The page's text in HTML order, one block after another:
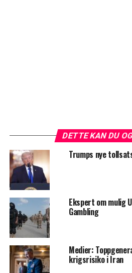
DETTE KAN DU
Trumps nye
Ekspert om mulig
Gambling
Medier:
krigsrisiko i Iran